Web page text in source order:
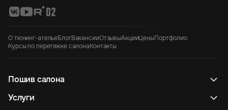
О тюнинг-ательеБлогВакансииОтзывыАкцииЦеныПортфолио
Курсы по перетяжке салонаКонтакты
Пошив салона
Услуги